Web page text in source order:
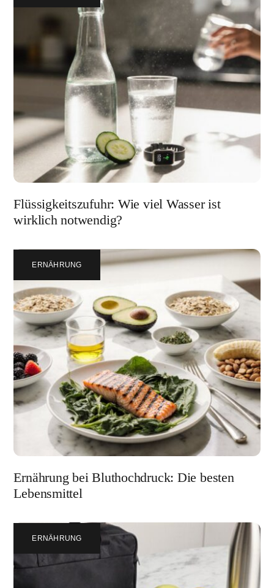
Flüssigkeitszufuhr: Wie viel Wasser ist
wirklich notwendig?
ERNÄHRUNG
Ernährung bei Bluthochdruck: Die besten
Lebensmittel
ERNÄHRUNG